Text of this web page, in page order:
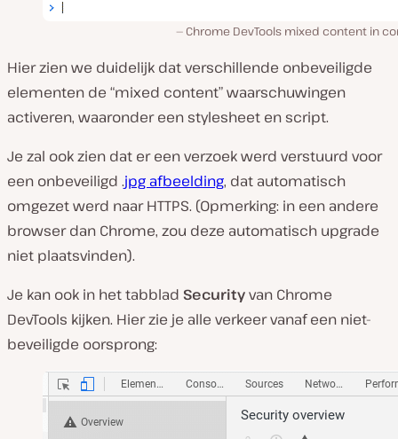
Chrome DevTools mixed content in
Hier zien we duidelijk dat verschillende onbeveiligde
elementen de “mixed content” waarschuwingen
activeren, waaronder een stylesheet en script.
Je zal ook zien dat er een verzoek werd verstuurd voor
een onbeveiligd .jpg afbeelding, dat automatisch
omgezet werd naar HTTPS. (Opmerking: in een andere
browser dan Chrome, zou deze automatisch upgrade
niet plaatsvinden).
Je kan ook in het tabblad Securityvan Chrome
DevTools kijken. Hier zie je alle verkeer vanaf een niet-
beveiligde oorsprong: